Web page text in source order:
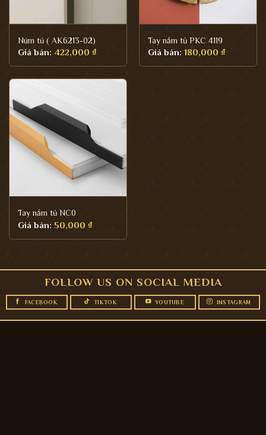
Núm tủ ( AK6213-02)
Giá bán: 422,000 ₫
Tay nắm tủ PKC 4119
Giá bán: 180,000 ₫
Tay nắm tủ NC0
Giá bán: 50,000 ₫
FOLLOW US ON SOCIAL MEDIA
FACEBOOK TIKTOK YOUTUBE INSTAGRAM